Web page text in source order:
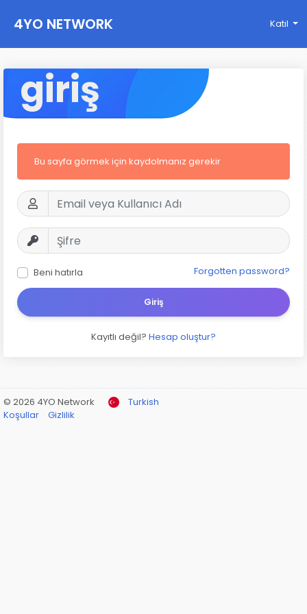
4YO NETWORK Katıl
giriş
Bu sayfa görmek için kaydolmanız gerekir
Beni hatırla Forgotten password?
Giriş
Kayıtlı değil? Hesap oluştur?
© 2026 4YO Network
Turkish
Koşullar
Gizlilik